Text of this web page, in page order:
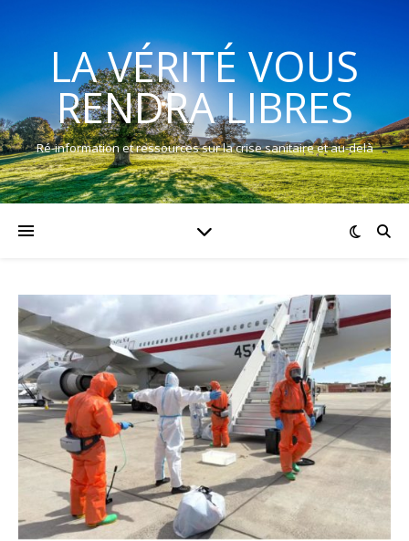
LA VÉRITÉ VOUS
RENDRA LIBRES
Ré-information et ressources sur la crise sanitaire et au-delà